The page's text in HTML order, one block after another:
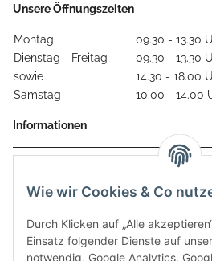
Wie wir Cookies & Co
Durch Klicken auf „Alle
Einsatz folgender Dienste auf
notwendig, Google Analytics,
Unsere Öffnungszeiten
Montag
09.30 - 13.30
Dienstag - Freitag
09.30 - 13.30
sowie
14.30 - 18.00
Samstag
10.00 - 14.00
Informationen